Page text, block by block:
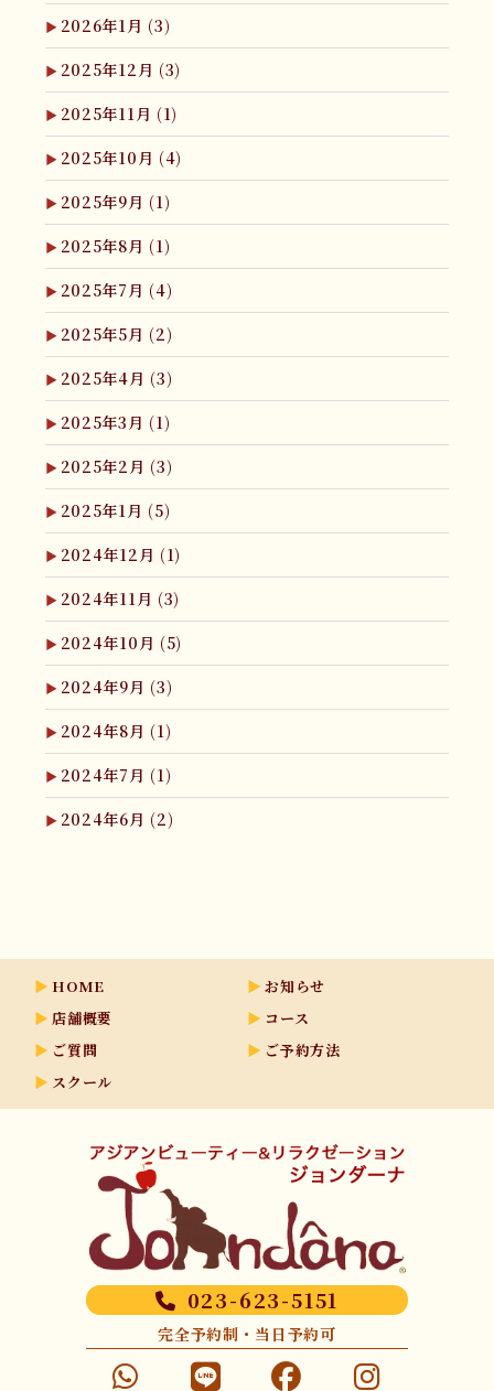
2026年1月 (3)
2025年12月 (3)
2025年11月 (1)
2025年10月 (4)
2025年9月 (1)
2025年8月 (1)
2025年7月 (4)
2025年5月 (2)
2025年4月 (3)
2025年3月 (1)
2025年2月 (3)
2025年1月 (5)
2024年12月 (1)
2024年11月 (3)
2024年10月 (5)
2024年9月 (3)
2024年8月 (1)
2024年7月 (1)
2024年6月 (2)
HOME
お知らせ
店舗概要
コース
ご質問
ご予約方法
スクール
023-623-5151
完全予約制・当日予約可